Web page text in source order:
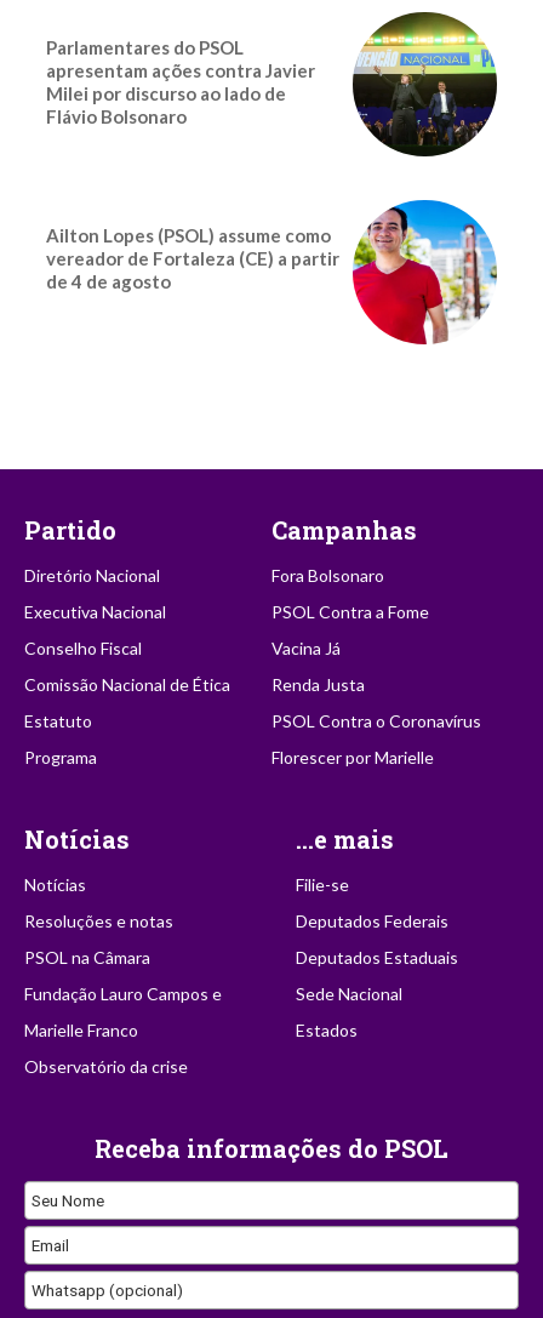
Parlamentares do PSOL
apresentam ações contra Javier
Milei por discurso ao lado de
Flávio Bolsonaro
Ailton Lopes (PSOL) assume como
vereador de Fortaleza (CE) a partir
de 4 de agosto
Partido
Diretório Nacional
Executiva Nacional
Conselho Fiscal
Comissão Nacional de Ética
Estatuto
Programa
Campanhas
Fora Bolsonaro
PSOL Contra a Fome
Vacina Já
Renda Justa
PSOL Contra o Coronavírus
Florescer por Marielle
Notícias
Notícias
Resoluções e notas
PSOL na Câmara
Fundação Lauro Campos e
Marielle Franco
Observatório da crise
...e mais
Filie-se
Deputados Federais
Deputados Estaduais
Sede Nacional
Estados
Receba informações do PSOL
Seu Nome
Email
Whatsapp (opcional)